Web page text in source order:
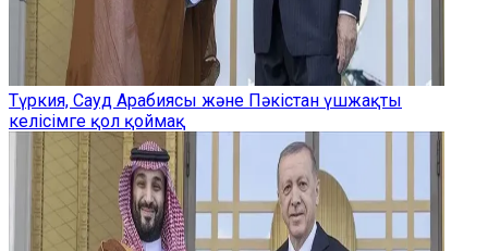
Түркия, Сауд Арабиясы және Пәкістан үшжақты
келісімге қол қоймақ